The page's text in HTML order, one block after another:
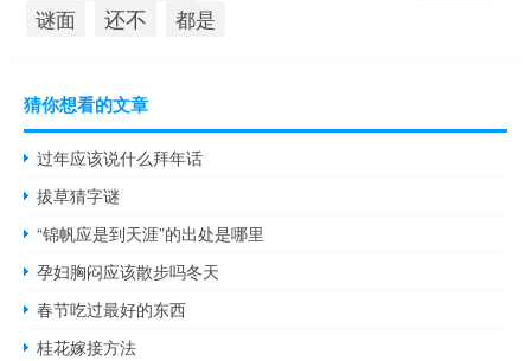
谜面 还不 都是
猜你想看的文章
过年应该说什么拜年话
拔草猜字谜
“锦帆应是到天涯”的出处是哪里
孕妇胸闷应该散步吗冬天
春节吃过最好的东西
桂花嫁接方法